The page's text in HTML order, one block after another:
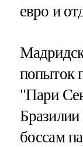
евро и
попыток
"Пари
боссам